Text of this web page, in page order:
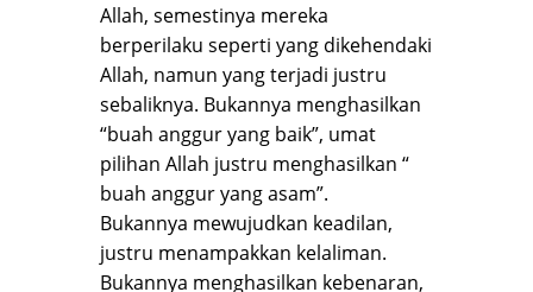
Allah, semestinya mereka
berperilaku seperti yang dikehendaki
Allah, namun yang terjadi justru
sebaliknya. Bukannya menghasilkan
“buah anggur yang baik”, umat
pilihan Allah justru menghasilkan “
buah anggur yang asam”.
Bukannya mewujudkan keadilan,
justru menampakkan kelaliman.
Bukannya menghasilkan kebenaran,